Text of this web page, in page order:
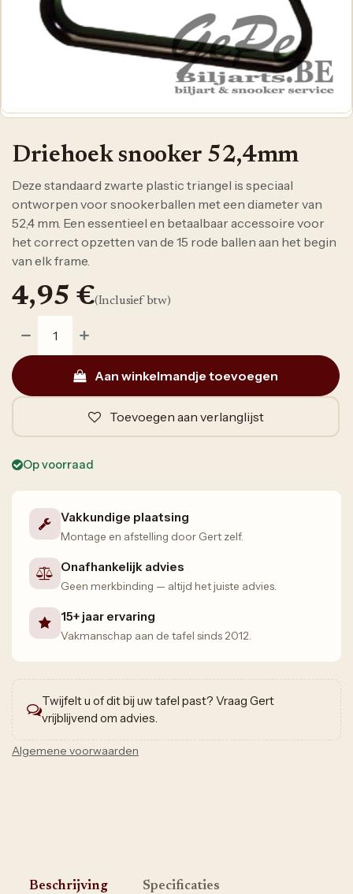
Driehoek snooker 52,4mm
Deze standaard zwarte plastic triangel is speciaal
ontworpen voor snookerballen met een diameter van
52,4 mm. Een essentieel en betaalbaar accessoire voor
het correct opzetten van de 15 rode ballen aan het begin
van elk frame.
Aan winkelmandje toevoegen
Toevoegen aan verlanglijst
4,95 €(Inclusief btw)
Op voorraad
Vakkundige plaatsing
Montage en afstelling door Gert zelf.
Onafhankelijk advies
Geen merkbinding — altijd het juiste advies.
15+ jaar ervaring
Vakmanschap aan de tafel sinds 2012.
Twijfelt u of dit bij uw tafel past? Vraag Gert
vrijblijvend om advies.
Algemene voorwaarden
Beschrijving Specificaties